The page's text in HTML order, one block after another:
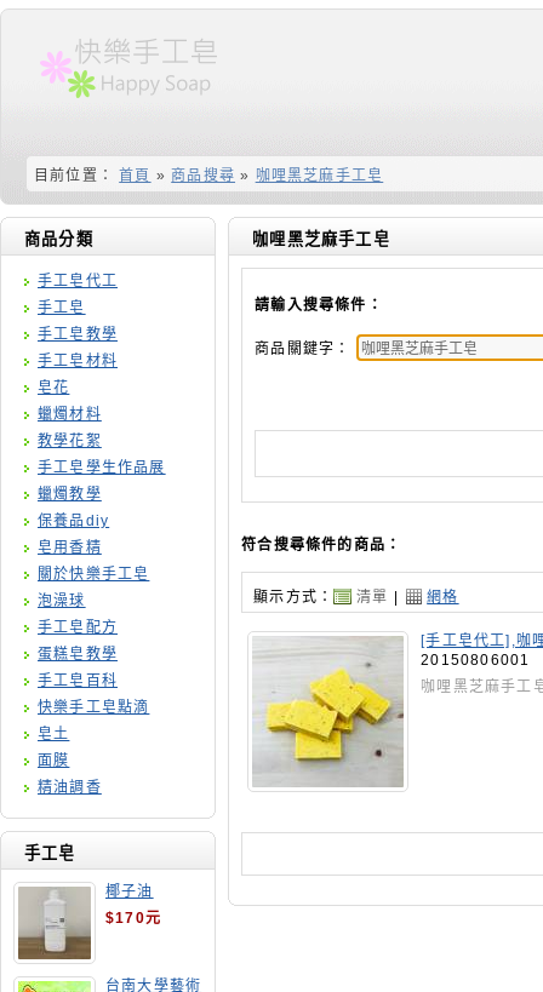
目前位置： 首頁 » 商品搜尋 » 咖哩黑芝麻手工皂
商品分類
手工皂代工
手工皂
手工皂教學
手工皂材料
皂花
蠟燭材料
教學花絮
手工皂學生作品展
蠟燭教學
保養品diy
皂用香精
關於快樂手工皂
泡澡球
手工皂配方
蛋糕皂教學
手工皂百科
快樂手工皂點滴
皂土
面膜
精油調香
手工皂
椰子油
$170元
台南大學藝術
咖哩黑芝麻手工皂
請輸入搜尋條件：
商品關鍵字：
符合搜尋條件的商品：
顯示方式： 清單 | 網格
[手工皂代工],咖
20150806001
咖哩黑芝麻手工